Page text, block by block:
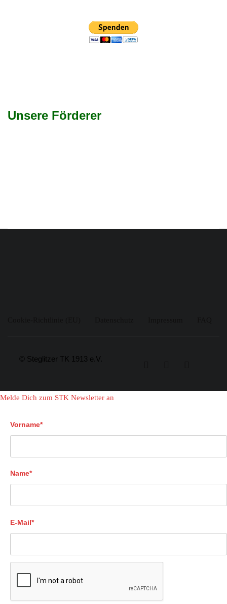
Unsere Förderer
© Steglitzer TK 1913 e.V.
Melde Dich zum STK Newsletter an
Vorname*
Name*
E-Mail*